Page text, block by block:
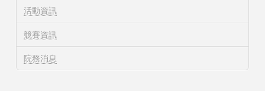
活動資訊
競賽資訊
院務消息